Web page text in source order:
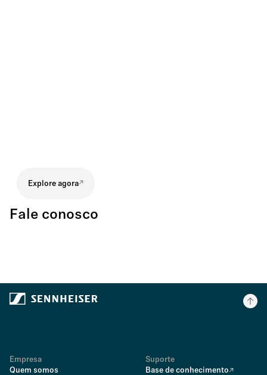
Explore agora
Fale conosco
Empresa
Quem somos
Suporte
Base de conhecimento